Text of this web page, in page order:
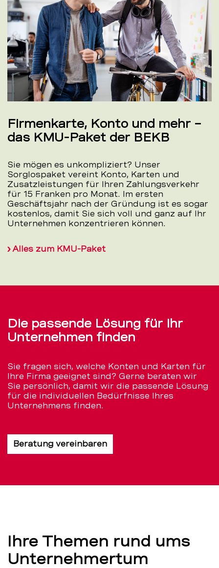
Firmenkarte, Konto und mehr –
das KMU-Paket der BEKB
Sie mögen es unkompliziert? Unser
Sorglospaket vereint Konto, Karten und
Zusatzleistungen für Ihren Zahlungsverkehr
für 15 Franken pro Monat. Im ersten
Geschäftsjahr nach der Gründung ist es sogar
kostenlos, damit Sie sich voll und ganz auf Ihr
Unternehmen konzentrieren können.
Alles zum KMU-Paket
Die passende Lösung für Ihr
Unternehmen finden
Sie fragen sich, welche Konten und Karten für
Ihre Firma geeignet sind? Gerne beraten wir
Sie persönlich, damit wir die passende Lösung
für die individuellen Bedürfnisse Ihres
Unternehmens finden.
Beratung vereinbaren
Ihre Themen rund ums
Unternehmertum